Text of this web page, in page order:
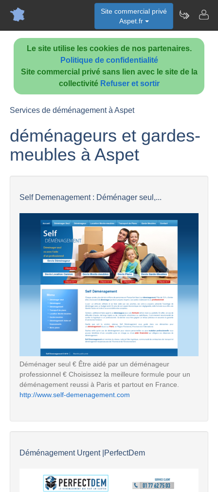
Le site utilise les cookies de nos partenaires.
Politique de confidentialité
Site commercial privé sans lien avec le site de la
collectivité Refuser et sortir
Site commercial privé
Aspet.fr
Services de déménagement à Aspet
déménageurs et gardes-
meubles à Aspet
Self Demenagement : Déménager seul,...
Déménager seul € Être aidé par un déménageur
professionnel € Choisissez la meilleure formule pour un
déménagement reussi à Paris et partout en France.
http://www.self-demenagement.com
Déménagement Urgent |PerfectDem